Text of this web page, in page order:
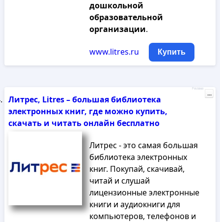
дошкольной
образовательной
организации.
www.litres.ru Купить
Литрес, Litres – большая библиотека
электронных книг, где можно купить,
скачать и читать онлайн бесплатно
Литрес - это самая большая
библиотека электронных
книг. Покупай, скачивай,
читай и слушай
лицензионные электронные
книги и аудиокниги для
компьютеров, телефонов и
Реклама
...